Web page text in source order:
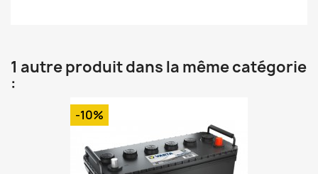
1 autre produit dans la même catégorie
:
-10%